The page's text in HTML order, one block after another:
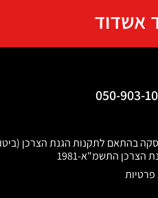
אשדוד
050-903-
הצרכן התשמ"א-1981
פרטיות